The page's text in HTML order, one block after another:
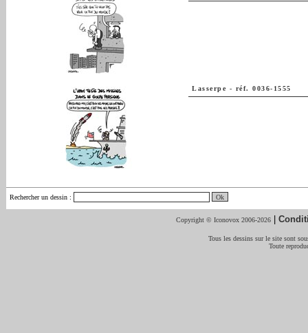
Lasserpe - réf. 0036-1555
Rechercher un dessin :
Copyright © Iconovox 2006-2026 |
Tous les dessins sur le site sont
Toute